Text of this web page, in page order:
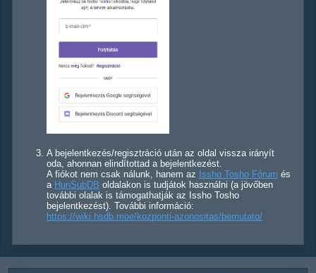
A bejelentkezés/regisztráció után az oldal vissza irányít
oda, ahonnan elindítottad a bejelentkezést.
A fiókot nem csak nálunk, hanem az Issho Tosho Fórum és
a HunSubDB oldalakon is tudjátok használni (a jövőben
további olalak is támogathatják az Issho Tosho
bejelentkezést). További információ:
https://wiki.hsdb.moe/kozponti-azonositas/bemutato/